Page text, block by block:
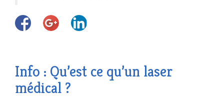
Info : Qu’est ce qu’un laser
médical ?